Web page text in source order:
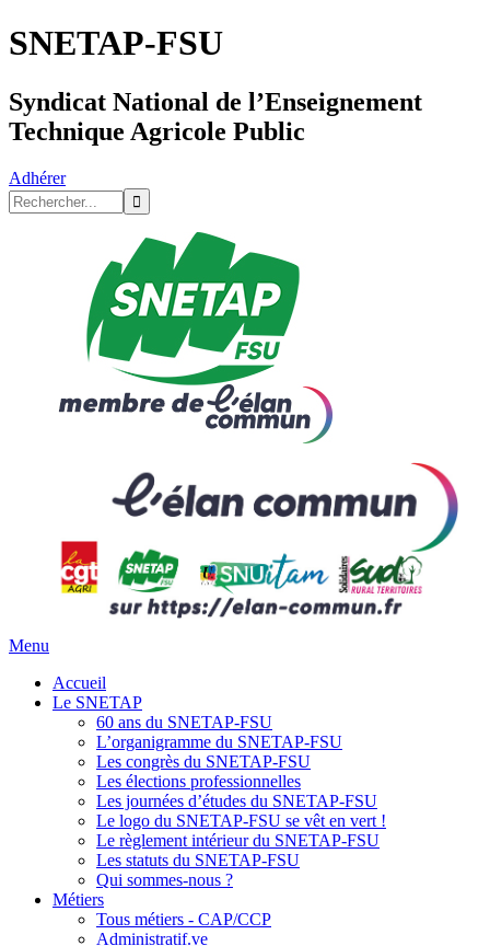
SNETAP-FSU
Syndicat National de l’Enseignement
Technique Agricole Public
Adhérer
Menu
Accueil
Le SNETAP
60 ans du SNETAP-FSU
L’organigramme du SNETAP-FSU
Les congrès du SNETAP-FSU
Les élections professionnelles
Les journées d’études du SNETAP-FSU
Le logo du SNETAP-FSU se vêt en vert !
Le règlement intérieur du SNETAP-FSU
Les statuts du SNETAP-FSU
Qui sommes-nous ?
Métiers
Tous métiers - CAP/CCP
Administratif.ve